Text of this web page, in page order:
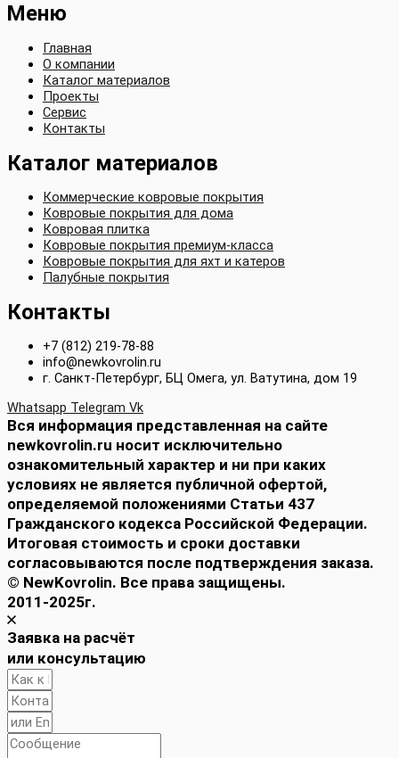
Меню
Главная
О компании
Каталог материалов
Проекты
Сервис
Контакты
Каталог материалов
Коммерческие ковровые покрытия
Ковровые покрытия для дома
Ковровая плитка
Ковровые покрытия премиум-класса
Ковровые покрытия для яхт и катеров
Палубные покрытия
Контакты
+7 (812) 219-78-88
info@newkovrolin.ru
г. Санкт-Петербург, БЦ Омега, ул. Ватутина, дом 19
Whatsapp Telegram Vk
Вся информация представленная на сайте
newkovrolin.ru носит исключительно
ознакомительный характер и ни при каких
условиях не является публичной офертой,
определяемой положениями Статьи 437
Гражданского кодекса Российской Федерации.
Итоговая стоимость и сроки доставки
согласовываются после подтверждения заказа.
© NewKovrolin. Все права защищены.
2011-2025г.
Заявка на расчёт
или консультацию